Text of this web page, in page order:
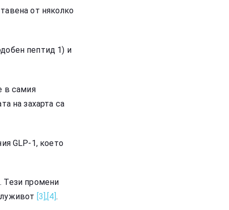
от няколко
пептид 1) и
в самия
на захарта са
GLP-1, което
Тези промени
[3], [4] .